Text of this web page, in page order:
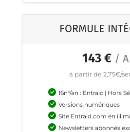
FORMULE
143 €/
à partir de 2,75€/
16n°/an : Entraid | Hors
Versions numériques
Site Entraid.com en
Newsletters abonnés